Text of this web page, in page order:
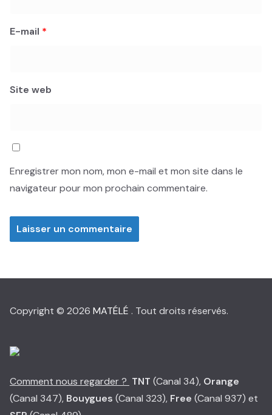
E-mail *
Site web
Enregistrer mon nom, mon e-mail et mon site dans le
navigateur pour mon prochain commentaire.
Copyright © 2026 MATÉLÉ . Tout droits réservés.
Comment nous regarder ? TNT (Canal 34), Orange
(Canal 347), Bouygues (Canal 323), Free (Canal 937) et